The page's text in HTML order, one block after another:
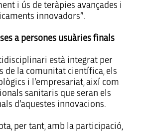
i ús de teràpies avançades i
innovadors”.
a persones usuàries finals
està integrat per
de la comunitat científica, els
i l’empresariat, així com
sanitaris que seran els
d’aquestes innovacions.
per tant, amb la participació,